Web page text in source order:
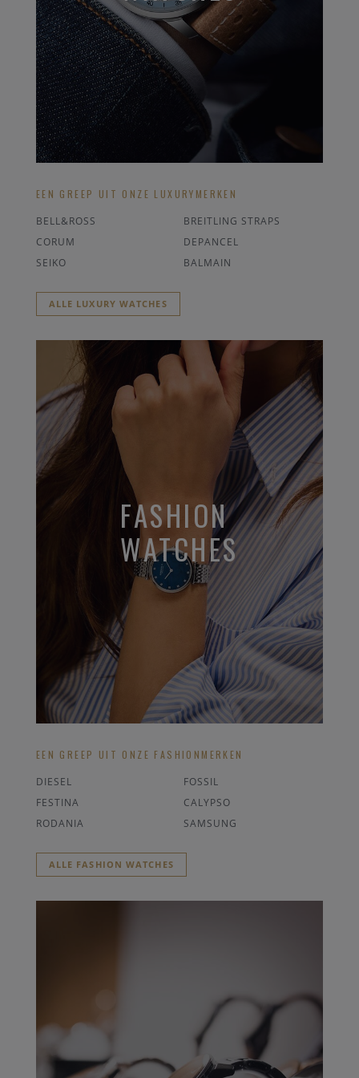
EEN GREEP UIT ONZE LUXURYMERKEN
BELL&ROSS
BREITLING STRAPS
CORUM
DEPANCEL
SEIKO
BALMAIN
ALLE LUXURY WATCHES
FASHION
WATCHES
EEN GREEP UIT ONZE FASHIONMERKEN
DIESEL
FOSSIL
FESTINA
CALYPSO
RODANIA
SAMSUNG
ALLE FASHION WATCHES